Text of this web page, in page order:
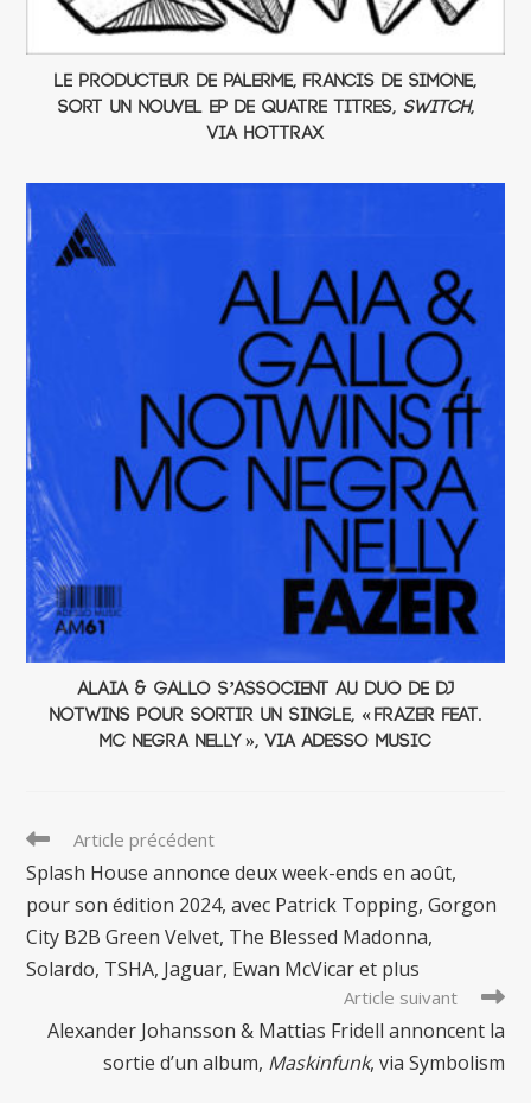
Le producteur de Palerme, Francis De Simone,
sort un nouvel EP de quatre titres, Switch,
via Hottrax
Alaia & Gallo s’associent au duo de DJ
NoTwins pour sortir un single, « Frazer Feat.
MC Negra Nelly », via Adesso Music
Read
articles
Article précédent
Splash House annonce deux week-ends en août,
pour son édition 2024, avec Patrick Topping, Gorgon
City B2B Green Velvet, The Blessed Madonna,
Solardo, TSHA, Jaguar, Ewan McVicar et plus
Article suivant
Alexander Johansson & Mattias Fridell annoncent la
sortie d’un album, Maskinfunk, via Symbolism